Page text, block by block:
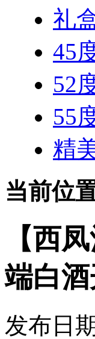
礼
45
52
55
精
当前位
【西
端白
发布日